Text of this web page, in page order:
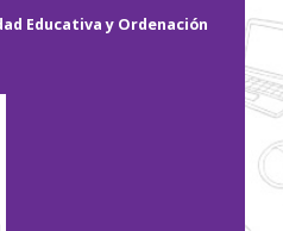
Educativa y Ordenación